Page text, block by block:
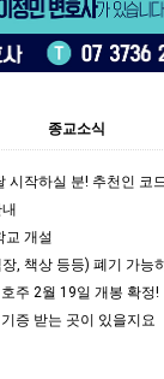
종교소식
시작하실 분! 추천인 코
교 개설
, 책상 등등) 폐기 가능
주 2월 19일 개봉 확정!
증 받는 곳이 있을지요